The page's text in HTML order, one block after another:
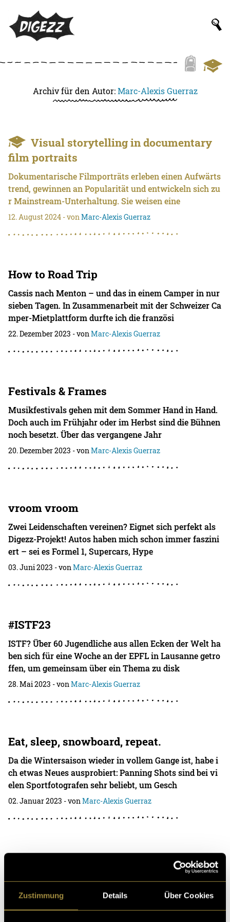
Zustimmung Details Über Cookies
Archiv für den Autor:Marc-Alexis Guerraz
Visual storytelling in documentary
film portraits
Dokumentarische Filmporträts erleben einen Aufwärts
trend, gewinnen an Popularität und entwickeln sich zu
r Mainstream-Unterhaltung. Sie weisen eine
12. August 2024 - vonMarc-Alexis Guerraz
How to Road Trip
Cassis nach Menton – und das in einem Camper in nur
sieben Tagen. In Zusammenarbeit mit der Schweizer Ca
mper-Mietplattform durfte ich die französi
22. Dezember 2023 - vonMarc-Alexis Guerraz
Festivals & Frames
Musikfestivals gehen mit dem Sommer Hand in Hand.
Doch auch im Frühjahr oder im Herbst sind die Bühnen
noch besetzt. Über das vergangene Jahr
20. Dezember 2023 - vonMarc-Alexis Guerraz
vroom vroom
Zwei Leidenschaften vereinen? Eignet sich perfekt als
Digezz-Projekt! Autos haben mich schon immer faszini
ert – sei es Formel 1, Supercars, Hype
03. Juni 2023 - vonMarc-Alexis Guerraz
#ISTF23
ISTF? Über 60 Jugendliche aus allen Ecken der Welt ha
ben sich für eine Woche an der EPFL in Lausanne getro
ffen, um gemeinsam über ein Thema zu disk
28. Mai 2023 - vonMarc-Alexis Guerraz
Eat, sleep, snowboard, repeat.
Da die Wintersaison wieder in vollem Gange ist, habe i
ch etwas Neues ausprobiert: Panning Shots sind bei vi
elen Sportfotografen sehr beliebt, um Gesch
02. Januar 2023 - vonMarc-Alexis Guerraz
Bisher war ich immer als Fan an Festivals dabei, um di
e Musik, die Atmosphäre und die Party zu geniessen. D
och dieses Jahr erhielt ich einen Medienpa